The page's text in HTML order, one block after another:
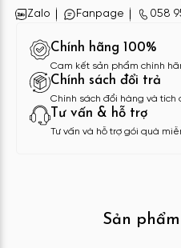
Zalo Fanpage 058
Chính hãng 100%
Cam kết sản phẩm chính
Chính sách đổi trả
Chính sách đổi hàng và tích
Tư vấn & hỗ trợ
Tư vấn và hỗ trợ gói quà
Sản